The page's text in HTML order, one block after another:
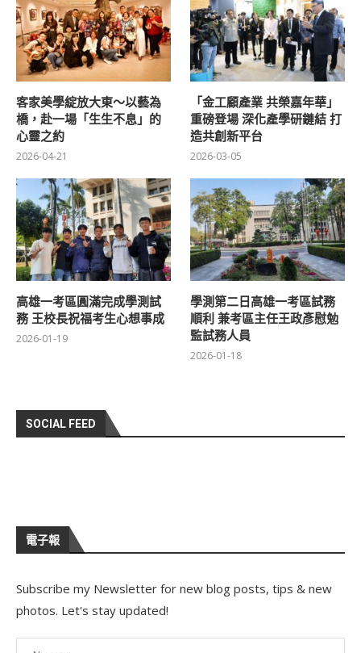
客家美學綻放大東～以藝為
橋，赴一場「生生不息」的
心靈之約
2026-04-21
「金工顧產業 共榮嘉年華」
重磅登場 深化產學研鏈結 打
造共創新平台
2026-03-05
高雄一考區圓滿完成學測試
務 王校長祝福考生心想事成
2026-01-19
學測第二日高雄一考區試務
順利 兼考區主任王政彥慰勉
監試務人員
2026-01-18
SOCIAL FEED
電子報
Subscribe my Newsletter for new blog posts, tips & new
photos. Let's stay updated!